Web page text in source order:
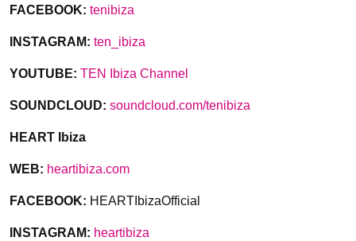
FACEBOOK: tenibiza
INSTAGRAM: ten_ibiza
YOUTUBE: TEN Ibiza Channel
SOUNDCLOUD: soundcloud.com/tenibiza
HEART Ibiza
WEB: heartibiza.com
FACEBOOK: HEARTIbizaOfficial
INSTAGRAM: heartibiza